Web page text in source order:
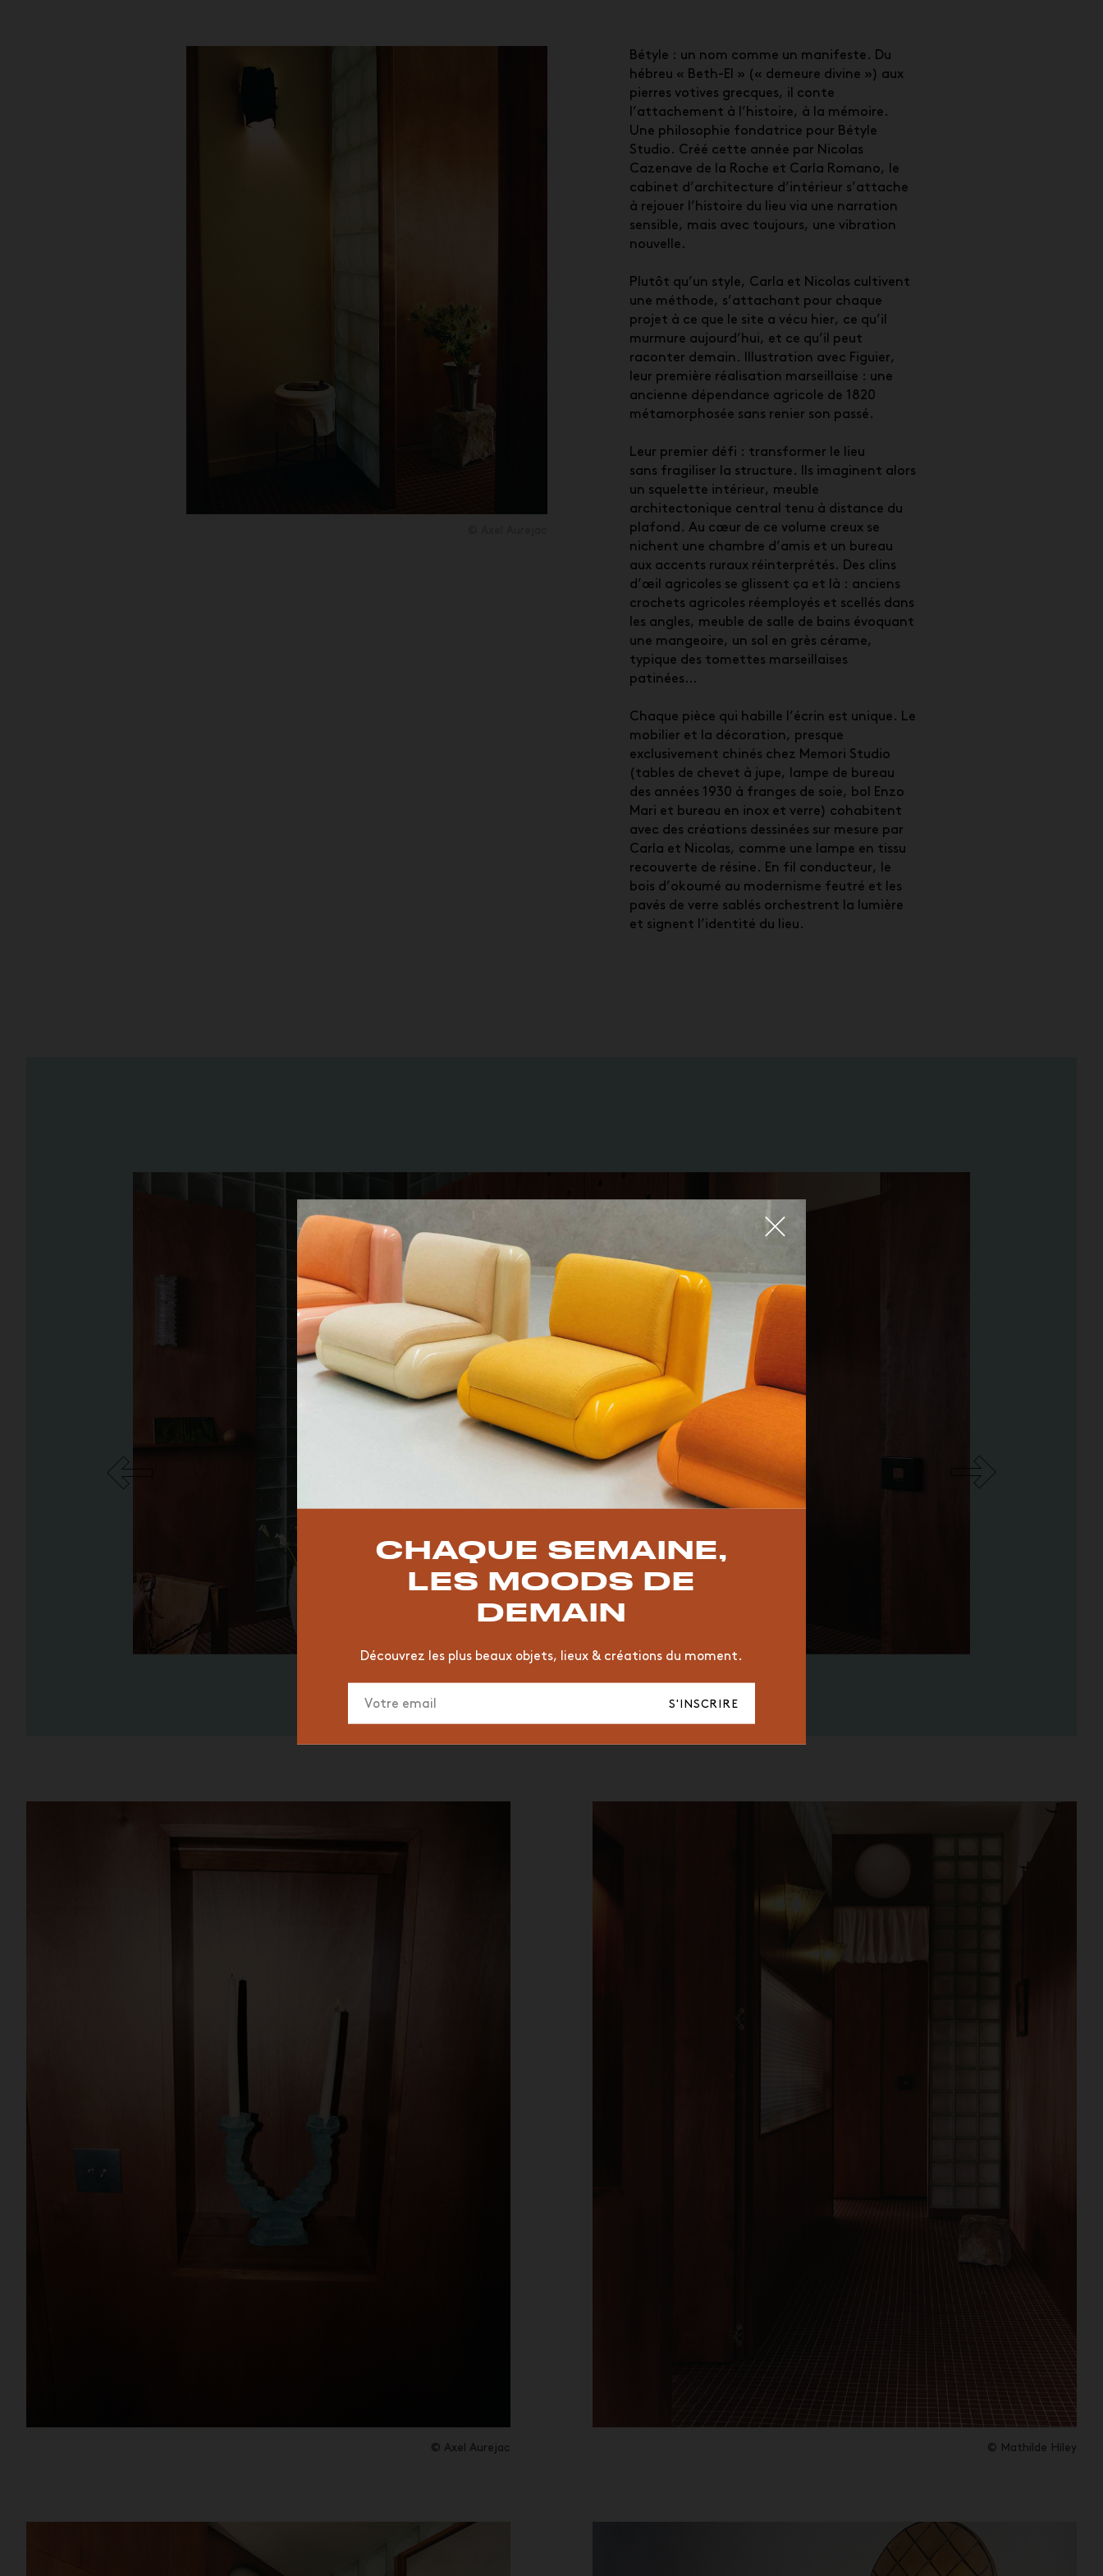
Bétyle : un nom comme un manifeste. Du
hébreu « Beth-El » (« demeure divine ») aux
pierres votives grecques, il conte
l’attachement à l’histoire, à la mémoire.
Une philosophie fondatrice pour Bétyle
Studio. Créé cette année par Nicolas
Cazenave de la Roche et Carla Romano, le
cabinet d’architecture d’intérieur s’attache
à rejouer l’histoire du lieu via une narration
sensible, mais avec toujours, une vibration
nouvelle.
Plutôt qu’un style, Carla et Nicolas cultivent
une méthode, s’attachant pour chaque
projet à ce que le site a vécu hier, ce qu’il
murmure aujourd’hui, et ce qu’il peut
raconter demain. Illustration avec Figuier,
leur première réalisation marseillaise : une
ancienne dépendance agricole de 1820
métamorphosée sans renier son passé.
Leur premier défi : transformer le lieu
sans fragiliser la structure. Ils imaginent alors
un squelette intérieur, meuble
architectonique central tenu à distance du
plafond. Au cœur de ce volume creux se
nichent une chambre d’amis et un bureau
aux accents ruraux réinterprétés. Des clins
d’œil agricoles se glissent ça et là : anciens
crochets agricoles réemployés et scellés dans
les angles, meuble de salle de bains évoquant
une mangeoire, un sol en grès cérame,
typique des tomettes marseillaises
patinées…
Chaque pièce qui habille l’écrin est unique. Le
mobilier et la décoration, presque
exclusivement chinés chez Memori Studio
(tables de chevet à jupe, lampe de bureau
des années 1930 à franges de soie, bol Enzo
Mari et bureau en inox et verre) cohabitent
avec des créations dessinées sur mesure par
Carla et Nicolas, comme une lampe en tissu
recouverte de résine. En fil conducteur, le
bois d’okoumé au modernisme feutré et les
pavés de verre sablés orchestrent la lumière
et signent l’identité du lieu.
© Axel Aurejac © Mathilde Hiley
CHAQUE SEMAINE,
LES MOODS DE
DEMAIN
Découvrez les plus beaux objets, lieux & créations du moment.
S'INSCRIRE
QUE CHERCHEZ-VOUS ?
DESIGNER
HÔTEL ORGANIQUE MEMPHIS ÉDITIONS VASE